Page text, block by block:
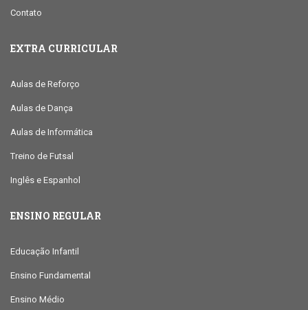
Contato
EXTRA CURRICULAR
Aulas de Reforço
Aulas de Dança
Aulas de Informática
Treino de Futsal
Inglês e Espanhol
ENSINO REGULAR
Educação Infantil
Ensino Fundamental
Ensino Médio